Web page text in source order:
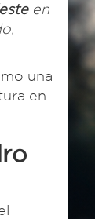
en
una
en